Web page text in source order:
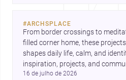
#ARCHSPLACE
From border crossings to
filled corner home, these
shapes daily life, calm, and
inspiration, projects, and
16 de julho de 2026